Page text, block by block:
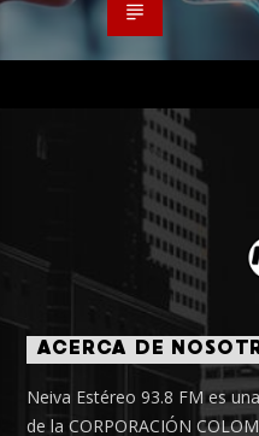
ACERCA DE
Neiva Estéreo 93.8 FM es
de la CORPORACIÓN